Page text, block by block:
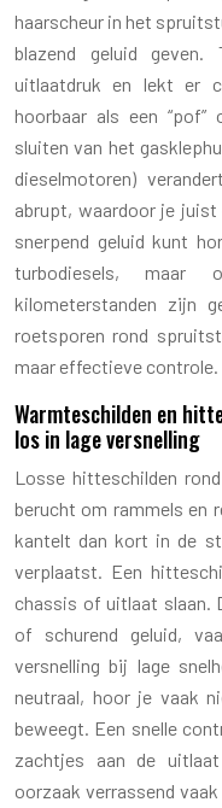
haarscheur in het
blazend geluid
uitlaatdruk en lekt er
hoorbaar als een
sluiten van het
dieselmotoren)
abrupt, waardoor je
snerpend geluid kunt
turbodiesels, maar
kilometerstanden zijn
roetsporen rond
maar effectieve controle.
Warmteschilden en
los in lage versnelling
Losse hitteschilden
berucht om rammels en
kantelt dan kort in de
verplaatst. Een
chassis of uitlaat slaan.
of schurend geluid,
versnelling bij lage
neutraal, hoor je vaak
beweegt. Een snelle
zachtjes aan de
oorzaak verrassend